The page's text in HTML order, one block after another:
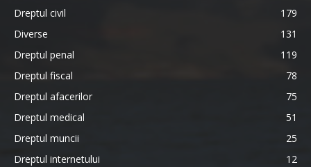
Dreptul civil
179
Diverse
131
Dreptul penal
119
Dreptul fiscal
78
Dreptul afacerilor
75
Dreptul medical
51
Dreptul muncii
25
Dreptul internetului
12